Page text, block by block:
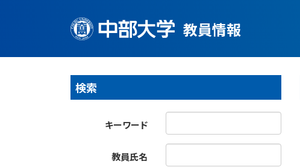
教員情報
検索
キーワード
教員氏名